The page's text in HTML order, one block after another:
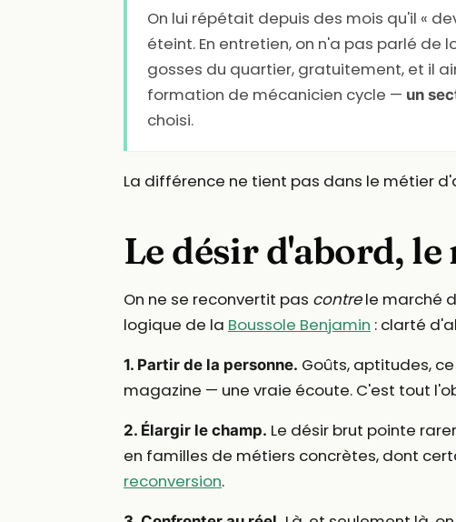
On lui répétait depuis des mois qu'il «
éteint. En entretien, on n'a pas parlé
gosses du quartier, gratuitement, et il
formation de mécanicien cycle — un
choisi.
La différence ne tient pas dans le métier
Le désir d'abord, le
On ne se reconvertit pas contrele marché
logique de la Boussole Benjamin : clarté
1. Partir de la personne. Goûts, aptitudes,
magazine — une vraie écoute. C'est tout
2. Élargir le champ. Le désir brut pointe
en familles de métiers concrètes, dont
reconversion.